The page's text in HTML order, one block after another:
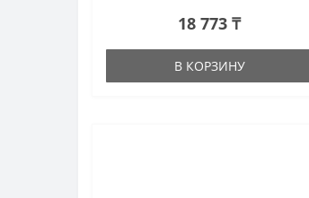
18 773 ₸
В КОРЗИНУ